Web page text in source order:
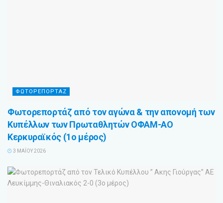
ΦΩΤΟΡΕΠΟΡΤΑΖ
Φωτορεπορτάζ από τον αγώνα & την απονομή των
Κυπέλλων των Πρωταθλητών ΟΦΑΜ-ΑΟ
Κερκυραϊκός (1ο μέρος)
3 ΜΑΪ́ΟΥ 2026